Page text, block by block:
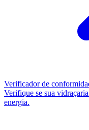
Verificador de
Verifique se sua
energia.